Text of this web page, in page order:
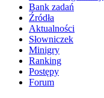
Bank zadań
Źródła
Aktualności
Słowniczek
Minigry
Ranking
Postępy
Forum